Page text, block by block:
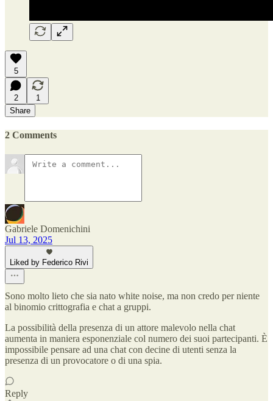
5
2
1
Share
2 Comments
Gabriele Domenichini
Jul 13, 2025
Liked by Federico Rivi
Sono molto lieto che sia nato white noise, ma non credo per niente
al binomio crittografia e chat a gruppi.
La possibilità della presenza di un attore malevolo nella chat
aumenta in maniera esponenziale col numero dei suoi partecipanti. È
impossibile pensare ad una chat con decine di utenti senza la
presenza di un provocatore o di una spia.
Reply